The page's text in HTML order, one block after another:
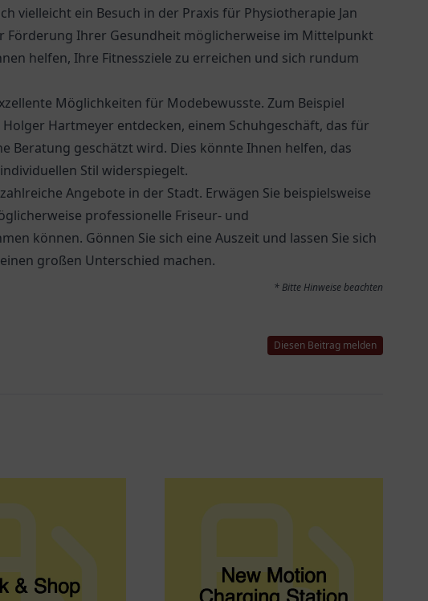
vielleicht ein Besuch in der Praxis für Physiotherapie Jan
Förderung Ihrer Gesundheit möglicherweise im Mittelpunkt
helfen, Ihre Fitnessziele zu erreichen und sich rundum
Möglichkeiten für Modebewusste. Zum Beispiel
Holger Hartmeyer entdecken, einem Schuhgeschäft, das für
Beratung geschätzt wird. Dies könnte Ihnen helfen, das
Stil widerspiegelt.
Angebote in der Stadt. Erwägen Sie beispielsweise
professionelle Friseur- und
können. Gönnen Sie sich eine Auszeit und lassen Sie sich
großen Unterschied machen.
* Bitte Hinweise beachten
Diesen Beitrag melden